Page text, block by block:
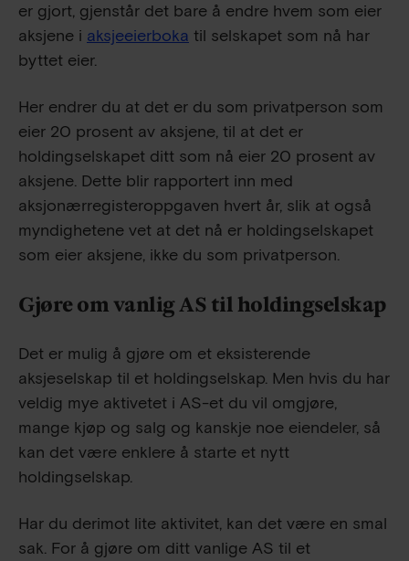
er gjort, gjenstår det bare å endre hvem som eier
aksjene i aksjeeierboka til selskapet som nå har
byttet eier.
Her endrer du at det er du som privatperson som
eier 20 prosent av aksjene, til at det er
holdingselskapet ditt som nå eier 20 prosent av
aksjene. Dette blir rapportert inn med
aksjonærregisteroppgaven hvert år, slik at også
myndighetene vet at det nå er holdingselskapet
som eier aksjene, ikke du som privatperson.
Gjøre om vanlig AS til holdingselskap
Det er mulig å gjøre om et eksisterende
aksjeselskap til et holdingselskap. Men hvis du har
veldig mye aktivetet i AS-et du vil omgjøre,
mange kjøp og salg og kanskje noe eiendeler, så
kan det være enklere å starte et nytt
holdingselskap.
Har du derimot lite aktivitet, kan det være en smal
sak. For å gjøre om ditt vanlige AS til et